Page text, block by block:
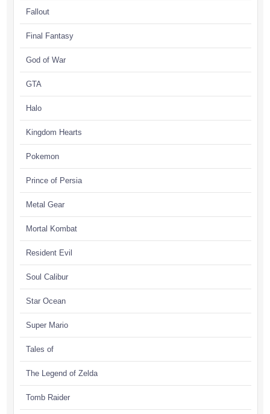
Fallout
Final Fantasy
God of War
GTA
Halo
Kingdom Hearts
Pokemon
Prince of Persia
Metal Gear
Mortal Kombat
Resident Evil
Soul Calibur
Star Ocean
Super Mario
Tales of
The Legend of Zelda
Tomb Raider